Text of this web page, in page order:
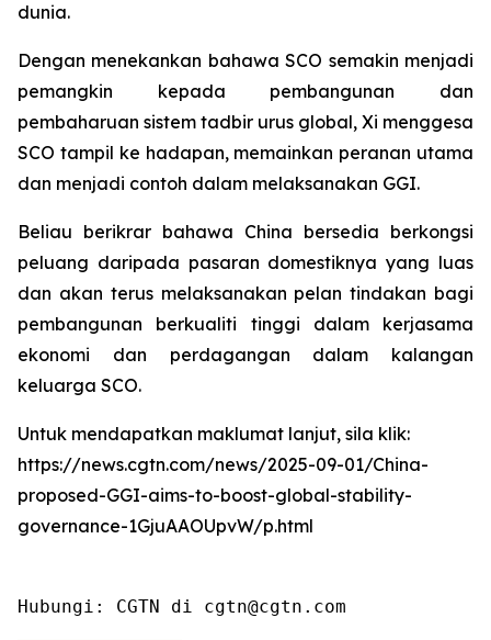
dunia.
Dengan menekankan bahawa SCO semakin menjadi
pemangkin kepada pembangunan dan
pembaharuan sistem tadbir urus global, Xi menggesa
SCO tampil ke hadapan, memainkan peranan utama
dan menjadi contoh dalam melaksanakan GGI.
Beliau berikrar bahawa China bersedia berkongsi
peluang daripada pasaran domestiknya yang luas
dan akan terus melaksanakan pelan tindakan bagi
pembangunan berkualiti tinggi dalam kerjasama
ekonomi dan perdagangan dalam kalangan
keluarga SCO.
Untuk mendapatkan maklumat lanjut, sila klik:
https://news.cgtn.com/news/2025-09-01/China-
proposed-GGI-aims-to-boost-global-stability-
governance-1GjuAAOUpvW/p.html
Hubungi: CGTN di cgtn@cgtn.com